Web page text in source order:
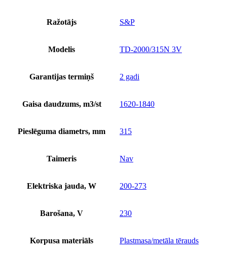
Ražotājs S&P
Modelis TD-2000/315N 3V
Garantijas termiņš 2 gadi
Gaisa daudzums, m3/st 1620-1840
Pieslēguma diametrs, mm 315
Taimeris Nav
Elektriska jauda, W 200-273
Barošana, V 230
Korpusa materiāls Plastmasa/metāla tērauds